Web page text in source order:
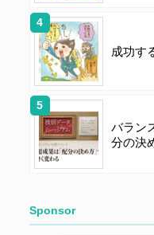
成功す
バラン
分の決
Sponsor